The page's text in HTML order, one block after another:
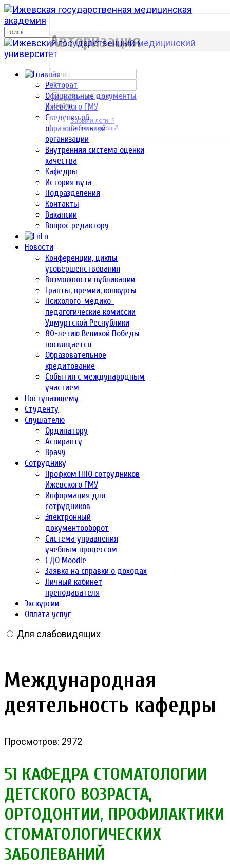
Ректорат
Официальные документы
Ижевского ГМУ
Сведения об
образовательной
организации
Внутренняя система оценки
качества
Кафедры
История вуза
Подразделения
Контакты
Вакансии
Вопрос редактору
En
Новости
Конференции, циклы
усовершенствования
Возможности публикации
Гранты, премии, конкурсы
Психолого-медико-
педагогические комиссии
Удмуртской Республики
80-летию Великой Победы
посвящается
Образовательное
кредитование
События с международным
участием
Поступающему
Студенту
Слушателю
Ординатору
Аспиранту
Врачу
Сотруднику
Профком ППО сотрудников
Ижевского ГМУ
Информация для
сотрудников
Электронный
документооборот
Система управления
учебным процессом
СДО Moodle
Заявка на справки о доходах
Личный кабинет
преподавателя
Экскурсии
Оплата услуг
Для слабовидящих
Международная
деятельность кафедры
Просмотров: 2972
51 КАФЕДРА СТОМАТОЛОГИИ
ДЕТСКОГО ВОЗРАСТА,
ОРТОДОНТИИ, ПРОФИЛАКТИКИ
СТОМАТОЛОГИЧЕСКИХ
ЗАБОЛЕВАНИЙ
р
Авторизация
Запомнить меня
Войти
Забыли логин?
Забыли пароль?